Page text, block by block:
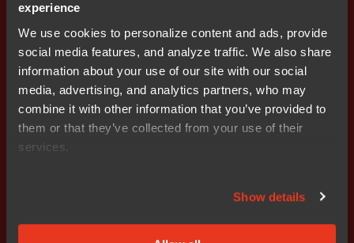
experience
We use cookies to personalize content and ads, provide
social media features, and analyze traffic. We also share
information about your use of our site with our social
media, advertising, and analytics partners, who may
combine it with other information that you’ve provided to
them or that they’ve collected from your use of their
services.
Show details
Learn | IAR
機能安全のための静的解析と動的解析：C-STATと